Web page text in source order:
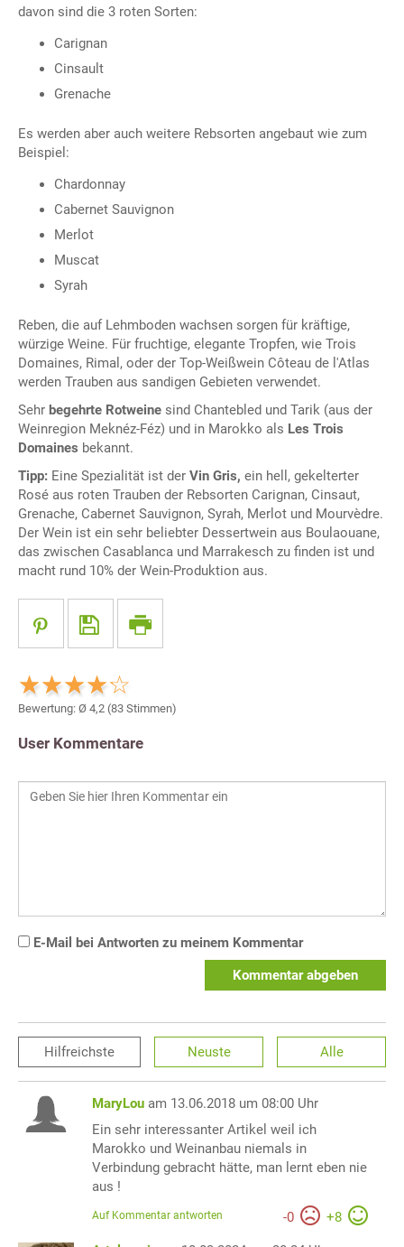
davon sind die 3 roten Sorten:
Carignan
Cinsault
Grenache
Es werden aber auch weitere Rebsorten angebaut wie zum
Beispiel:
Chardonnay
Cabernet Sauvignon
Merlot
Muscat
Syrah
Reben, die auf Lehmboden wachsen sorgen für kräftige,
würzige Weine. Für fruchtige, elegante Tropfen, wie Trois
Domaines, Rimal, oder der Top-Weißwein Côteau de l'Atlas
werden Trauben aus sandigen Gebieten verwendet.
Sehr begehrte Rotweine sind Chantebled und Tarik (aus der
Weinregion Meknéz-Féz) und in Marokko als Les Trois
Domaines bekannt.
Tipp: Eine Spezialität ist der Vin Gris, ein hell, gekelterter
Rosé aus roten Trauben der Rebsorten Carignan, Cinsaut,
Grenache, Cabernet Sauvignon, Syrah, Merlot und Mourvèdre.
Der Wein ist ein sehr beliebter Dessertwein aus Boulaouane,
das zwischen Casablanca und Marrakesch zu finden ist und
macht rund 10% der Wein-Produktion aus.
Bewertung: Ø 4,2 (83 Stimmen)
User Kommentare
E-Mail bei Antworten zu meinem Kommentar
Kommentar abgeben
Hilfreichste Neuste Alle
MaryLou am 13.06.2018 um 08:00 Uhr
Ein sehr interessanter Artikel weil ich
Marokko und Weinanbau niemals in
Verbindung gebracht hätte, man lernt eben nie
aus !
-0 +8
Auf Kommentar antworten